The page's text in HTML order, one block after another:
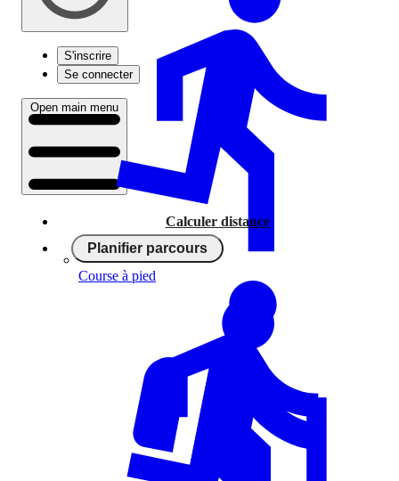
S'inscrire
Se connecter
Open main menu
Calculer distance
Planifier parcours
Course à pied